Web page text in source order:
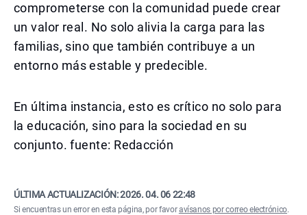
comprometerse con la comunidad puede crear
un valor real. No solo alivia la carga para las
familias, sino que también contribuye a un
entorno más estable y predecible.
En última instancia, esto es crítico no solo para
la educación, sino para la sociedad en su
conjunto. fuente: Redacción
ÚLTIMA ACTUALIZACIÓN:2026. 04. 06 22:48
Si encuentras un error en esta página, por favoravísanos por correo electrónico.